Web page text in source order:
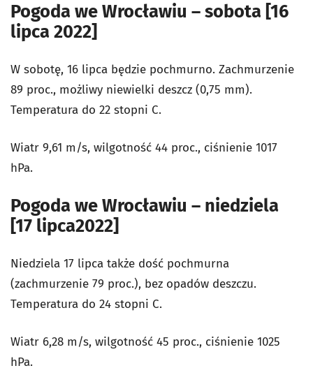
Pogoda we Wrocławiu – sobota [16
lipca 2022]
W sobotę, 16 lipca będzie pochmurno. Zachmurzenie
89 proc., możliwy niewielki deszcz (0,75 mm).
Temperatura do 22 stopni C.
Wiatr 9,61 m/s, wilgotność 44 proc., ciśnienie 1017
hPa.
Pogoda we Wrocławiu – niedziela
[17 lipca2022]
Niedziela 17 lipca także dość pochmurna
(zachmurzenie 79 proc.), bez opadów deszczu.
Temperatura do 24 stopni C.
Wiatr 6,28 m/s, wilgotność 45 proc., ciśnienie 1025
hPa.